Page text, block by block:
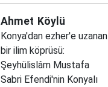
Ahmet Köylü
Konya'dan ezher'e uzanan
bir ilim köprüsü:
Şeyhülislâm Mustafa
Sabri Efendi'nin Konyalı